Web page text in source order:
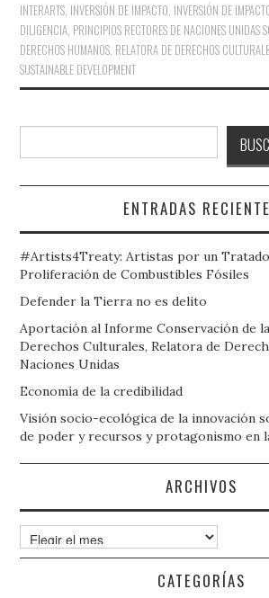
INTERARTS INVERSIÓN DE IMPACTO INVERSIÓN DE
DILIGENCIA PRINCIPIOS RECTORES DE NACIONES UNIDAS
DERECHOS HUMANOS RELATORA DE DERECHOS
SUSTAINABLE DEVELOPMENT
ENTRADAS
#Artists4Treaty: Artistas por un
Proliferación de Combustibles Fósiles
Defender la Tierra no es delito
Aportación al Informe Conservación de
Derechos Culturales, Relatora de
Naciones Unidas
Economía de la credibilidad
Visión socio-ecológica de la innovación
de poder y recursos y protagonismo en
ARCHIVOS
Archivos
CATEGORÍAS